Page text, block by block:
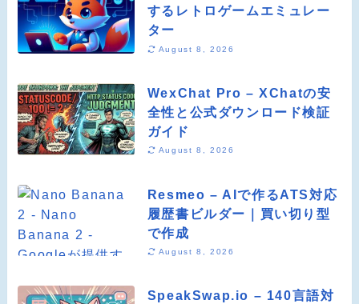
するレトロゲームエミュレー
ター
August 8, 2026
WexChat Pro – XChatの安
全性と公式ダウンロード検証
ガイド
August 8, 2026
Resmeo – AIで作るATS対応
履歴書ビルダー｜買い切り型
で作成
August 8, 2026
SpeakSwap.io – 140言語対